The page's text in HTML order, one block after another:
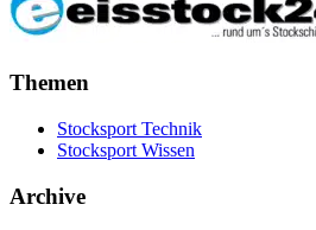
Themen
Stocksport Technik
Stocksport Wissen
Archive